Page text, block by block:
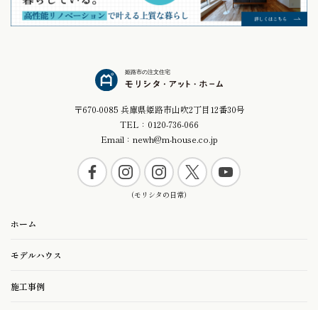
姫路市の注文住宅
〒670-0085 兵庫県姫路市山吹2丁目12番30号
TEL：0120-736-066
Email：newh@m-house.co.jp
ホーム
モデルハウス
施工事例